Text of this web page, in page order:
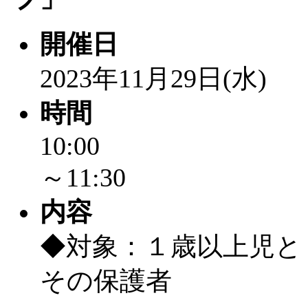
開催日
2023年11月29日(水)
時間
10:00
～11:30
内容
◆対象：１歳以上児と
その保護者